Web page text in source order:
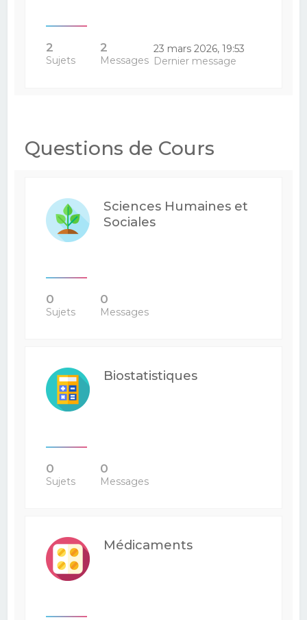
2
Sujets
2
Messages
23 mars 2026, 19:53
Dernier message
Questions de Cours
Sciences Humaines et
Sociales
0
Sujets
0
Messages
Biostatistiques
0
Sujets
0
Messages
Médicaments